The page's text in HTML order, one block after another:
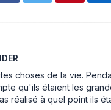
choses de la vie.
qu'ils étaient les
réalisé à quel point ils